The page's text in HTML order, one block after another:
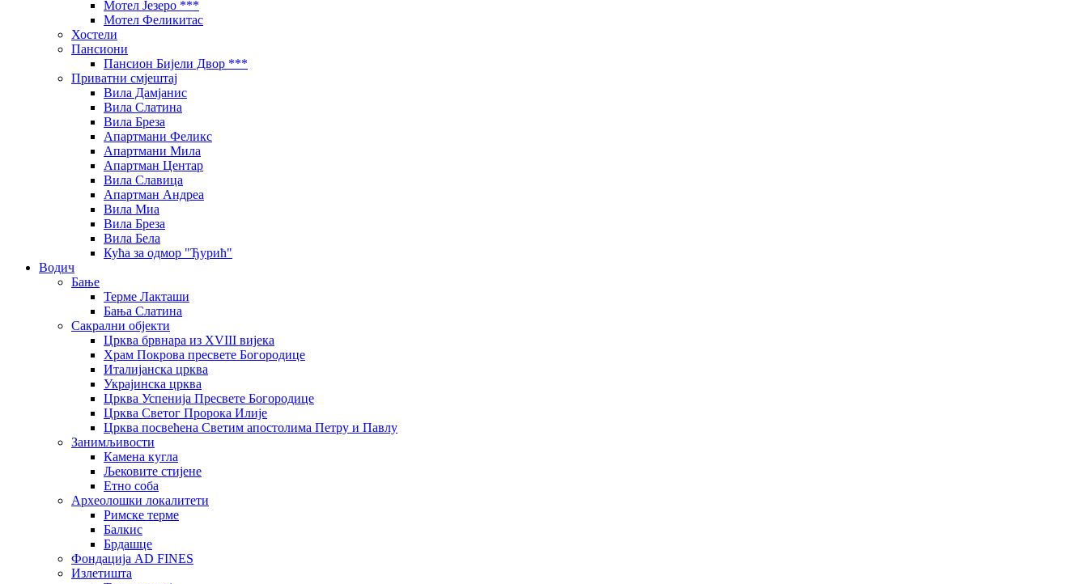
Мотел Језеро ***
Мотел Феликитас
Хостели
Пансиони
Пансион Бијели Двор ***
Приватни смјештај
Вила Дамјанис
Вила Слатина
Вила Бреза
Апартмани Феликс
Апартмани Мила
Апартман Центар
Вила Славица
Апартман Андреа
Вила Миа
Вила Бреза
Вила Бела
Кућа за одмор "Ђурић"
Водич
Бање
Терме Лакташи
Бања Слатина
Сакрални објекти
Црква брвнара из XVIII вијека
Храм Покрова пресвете Богородице
Италијанска црква
Украјинска црква
Црква Успенија Пресвете Богородице
Црква Светог Пророка Илије
Црква посвећена Светим апостолима Петру и Павлу
Занимљивости
Камена кугла
Љековите стијене
Етно соба
Археолошки локалитети
Римске терме
Балкис
Брдашце
Фондација AD FINES
Излетишта